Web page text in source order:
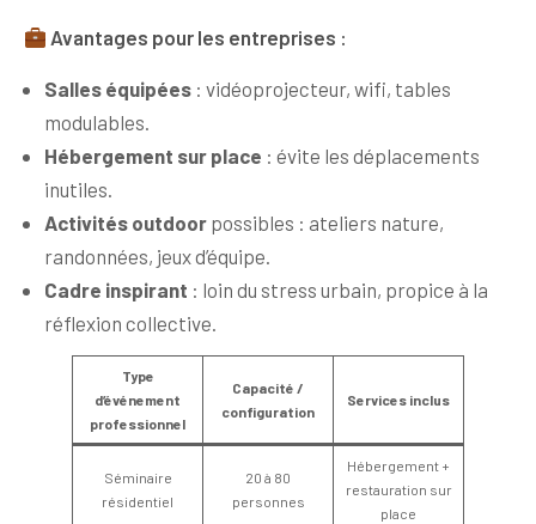
Avantages pour les entreprises :
Salles équipées : vidéoprojecteur, wifi, tables
modulables.
Hébergement sur place : évite les déplacements
inutiles.
Activités outdoor possibles : ateliers nature,
randonnées, jeux d’équipe.
Cadre inspirant : loin du stress urbain, propice à la
réflexion collective.
Type
d’événement
professionnel
Capacité /
configuration
Services inclus
Séminaire
résidentiel
20 à 80
personnes
Hébergement +
restauration sur
place